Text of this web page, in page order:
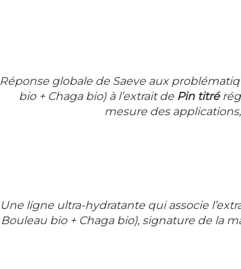
Réponse globale de Saeve aux
bio + Chaga bio) à l’extrait de Pin titré
mesure des
Une ligne ultra-hydratante qui associe
Bouleau bio + Chaga bio), signature de la